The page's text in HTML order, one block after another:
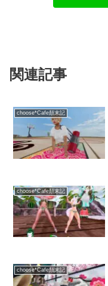
関連記事
choose*Cafe顛末記
choose*Cafe顛末記
choose*Cafe顛末記